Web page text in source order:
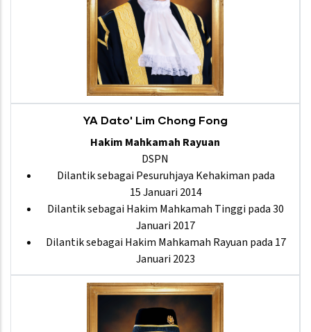
YA Dato' Lim Chong Fong
Hakim Mahkamah Rayuan
DSPN
Dilantik sebagai Pesuruhjaya Kehakiman pada
15 Januari 2014
Dilantik sebagai Hakim Mahkamah Tinggi pada 30
Januari 2017
Dilantik sebagai Hakim Mahkamah Rayuan pada 17
Januari 2023